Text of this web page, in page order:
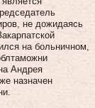
не дожидаясь
на больничном,
Андрея
назначен